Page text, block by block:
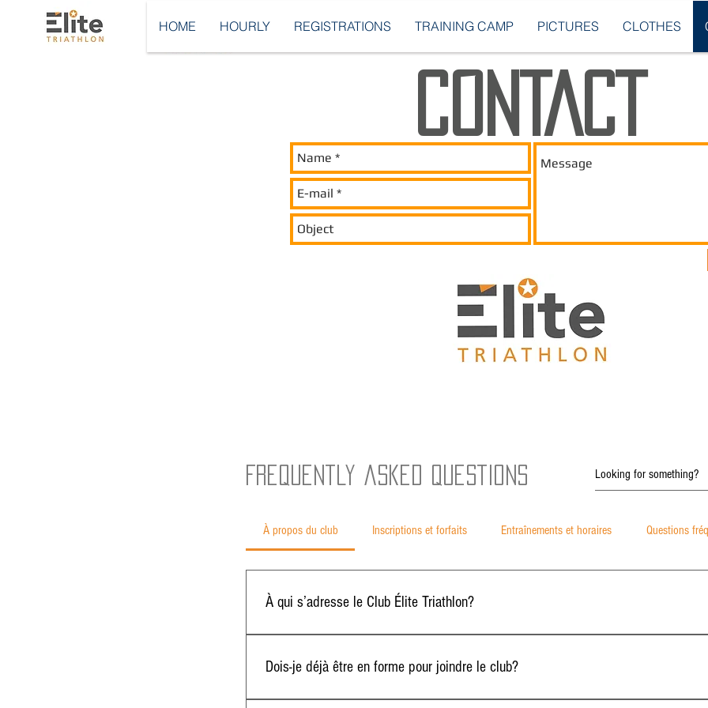
HOME HOURLY REGISTRATIONS TRAINING CAMP PICTURES CLOTHES
CONTACT
Frequently asked questions
À propos du club Inscriptions et forfaits Entraînements et horaires Questions
À qui s’adresse le Club Élite Triathlon?
premier triathlon, un retour en forme ou un podium, nos programmes sont adaptés à votre réalité.
Dois-je déjà être en forme pour joindre le club?